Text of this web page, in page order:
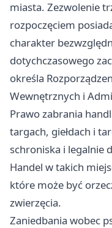
miasta. Zezwolenie
rozpoczęciem
charakter
dotychczasowego
określa
Wewnętrznych i
Prawo zabrania
targach, giełdach i
schroniska i legalnie
Handel w takich
które może być
zwierzęcia.
Zaniedbania wobec